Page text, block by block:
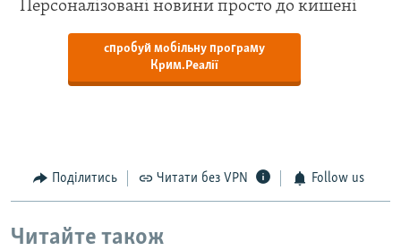
Персоналізовані новини просто до кишені
спробуй мобільну програму
Крим.Реалії
Поділитись Читати без VPN Follow us
Читайте також